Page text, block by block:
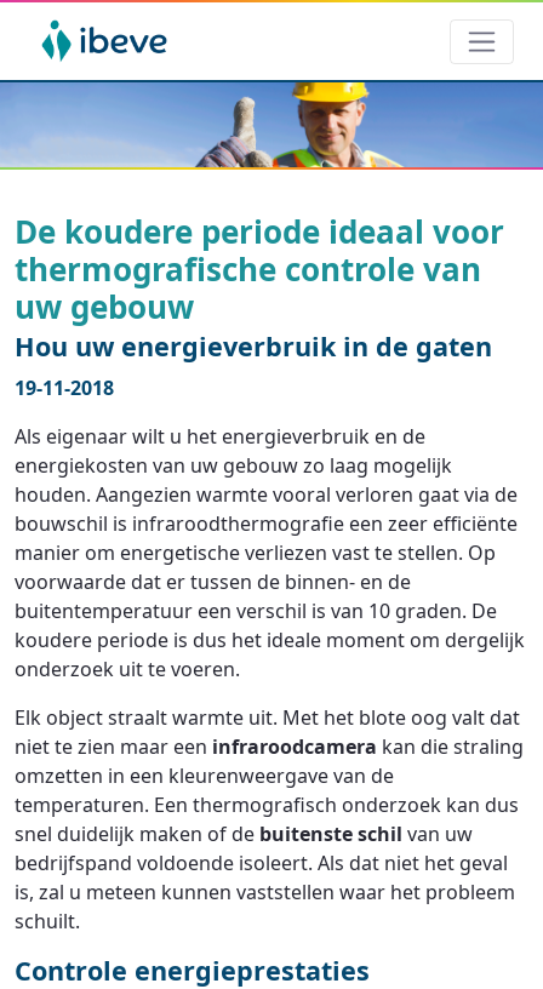
De koudere periode ideaal voor
thermografische controle van
uw gebouw
Hou uw energieverbruik in de gaten
19-11-2018
Als eigenaar wilt u het energieverbruik en de
energiekosten van uw gebouw zo laag mogelijk
houden. Aangezien warmte vooral verloren gaat via de
bouwschil is infraroodthermografie een zeer efficiënte
manier om energetische verliezen vast te stellen. Op
voorwaarde dat er tussen de binnen- en de
buitentemperatuur een verschil is van 10 graden. De
koudere periode is dus het ideale moment om dergelijk
onderzoek uit te voeren.
Elk object straalt warmte uit. Met het blote oog valt dat
niet te zien maar een infraroodcamera kan die straling
omzetten in een kleurenweergave van de
temperaturen. Een thermografisch onderzoek kan dus
snel duidelijk maken of de buitenste schil van uw
bedrijfspand voldoende isoleert. Als dat niet het geval
is, zal u meteen kunnen vaststellen waar het probleem
schuilt.
Controle energieprestaties